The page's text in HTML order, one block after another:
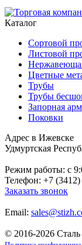
Каталог
Сортовой
Листовой
Цветные
Трубы
Трубы
Запорная
Поковки
Адрес в Ижевске
Удмуртская
Режим работы: c
Телефон: +7
Заказать звонок
Email:
© 2016-2026